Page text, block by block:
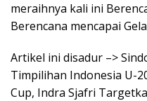
meraihnya kali ini
Berencana mencapai
Artikel ini disadur –>
Timpilihan Indonesia U-
Cup, Indra Sjafri